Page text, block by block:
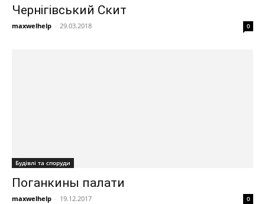
Чернігівський Скит
maxwelhelp - 29.03.2018 0
Будівлі та споруди
Поганкины палати
maxwelhelp - 19.12.2017 0